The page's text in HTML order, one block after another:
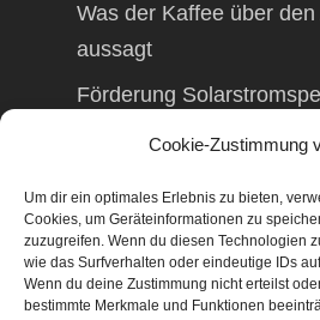
Cookie-Zustimmung
Um dir ein optimales Erlebnis zu bieten,
Cookies, um Geräteinformationen zu
zuzugreifen. Wenn du diesen Technologien
wie das Surfverhalten oder eindeutige IDs
Wenn du deine Zustimmung nicht erteilst
bestimmte Merkmale und Funktionen
Was der Kaffee über
aussagt
Förderung
Förderung
© 2026 TAXolution – Beratung,
Lohnabrechnungen, Erfassung